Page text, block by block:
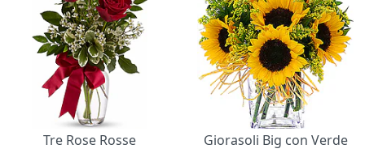
Tre Rose Rosse
Giorasoli Big con Verde